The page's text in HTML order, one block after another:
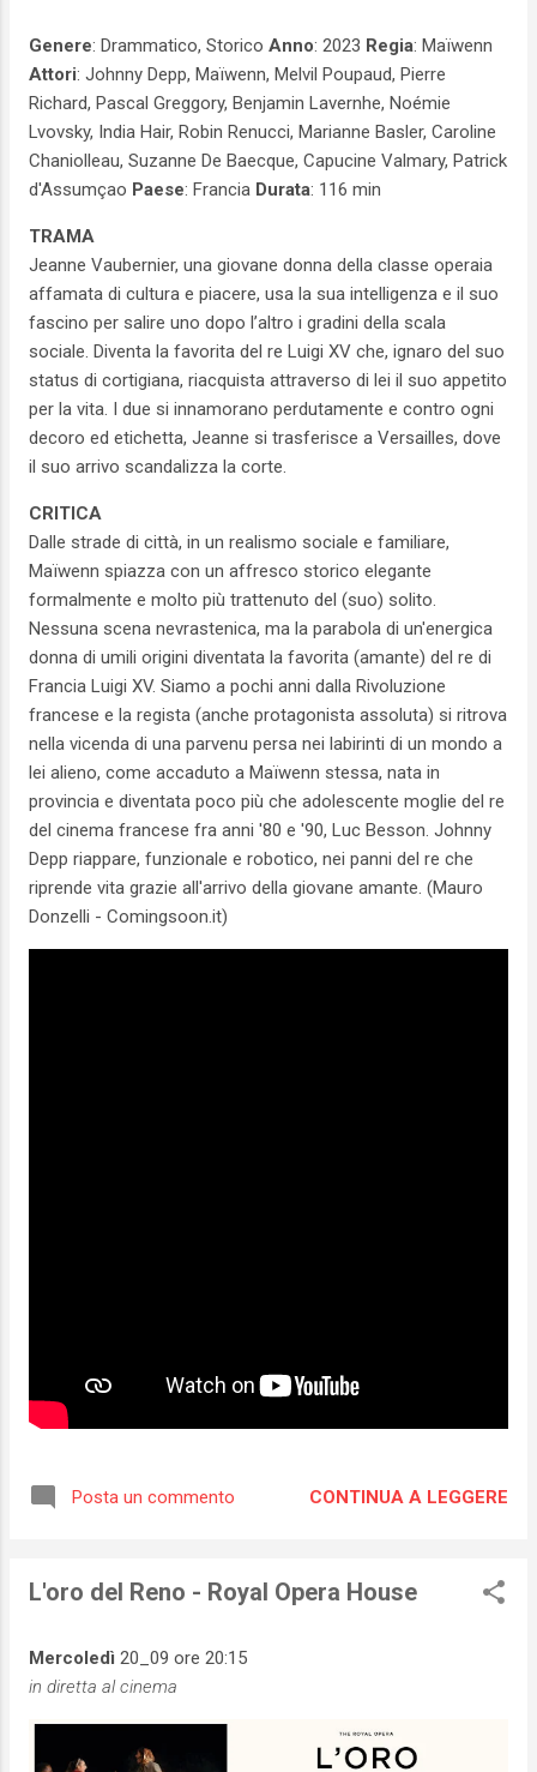
Genere: Drammatico, Storico Anno: 2023 Regia: Maïwenn
Attori: Johnny Depp, Maïwenn, Melvil Poupaud, Pierre
Richard, Pascal Greggory, Benjamin Lavernhe, Noémie
Lvovsky, India Hair, Robin Renucci, Marianne Basler, Caroline
Chaniolleau, Suzanne De Baecque, Capucine Valmary, Patrick
d'Assumçao Paese: Francia Durata: 116 min
TRAMA
Jeanne Vaubernier, una giovane donna della classe operaia
affamata di cultura e piacere, usa la sua intelligenza e il suo
fascino per salire uno dopo l’altro i gradini della scala
sociale. Diventa la favorita del re Luigi XV che, ignaro del suo
status di cortigiana, riacquista attraverso di lei il suo appetito
per la vita. I due si innamorano perdutamente e contro ogni
decoro ed etichetta, Jeanne si trasferisce a Versailles, dove
il suo arrivo scandalizza la corte.
CRITICA
Dalle strade di città, in un realismo sociale e familiare,
Maïwenn spiazza con un affresco storico elegante
formalmente e molto più trattenuto del (suo) solito.
Nessuna scena nevrastenica, ma la parabola di un'energica
donna di umili origini diventata la favorita (amante) del re di
Francia Luigi XV. Siamo a pochi anni dalla Rivoluzione
francese e la regista (anche protagonista assoluta) si ritrova
nella vicenda di una parvenu persa nei labirinti di un mondo a
lei alieno, come accaduto a Maïwenn stessa, nata in
provincia e diventata poco più che adolescente moglie del re
del cinema francese fra anni '80 e '90, Luc Besson. Johnny
Depp riappare, funzionale e robotico, nei panni del re che
riprende vita grazie all'arrivo della giovane amante. (Mauro
Donzelli - Comingsoon.it)
Posta un commento CONTINUA A LEGGERE
L'oro del Reno - Royal Opera House
Mercoledì 20_09 ore 20:15
in diretta al cinema